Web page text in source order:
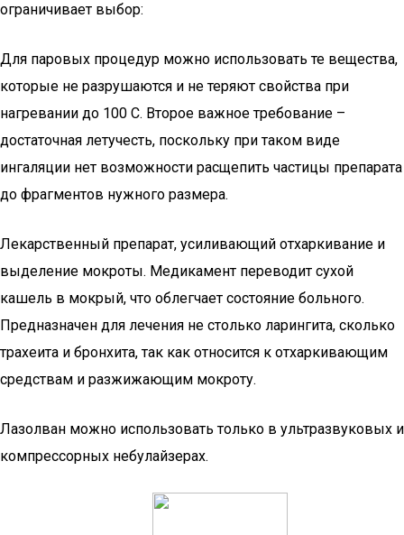
ограничивает выбор:
Для паровых процедур можно использовать те вещества,
которые не разрушаются и не теряют свойства при
нагревании до 100 С. Второе важное требование –
достаточная летучесть, поскольку при таком виде
ингаляции нет возможности расщепить частицы препарата
до фрагментов нужного размера.
Лекарственный препарат, усиливающий отхаркивание и
выделение мокроты. Медикамент переводит сухой
кашель в мокрый, что облегчает состояние больного.
Предназначен для лечения не столько ларингита, сколько
трахеита и бронхита, так как относится к отхаркивающим
средствам и разжижающим мокроту.
Лазолван можно использовать только в ультразвуковых и
компрессорных небулайзерах.